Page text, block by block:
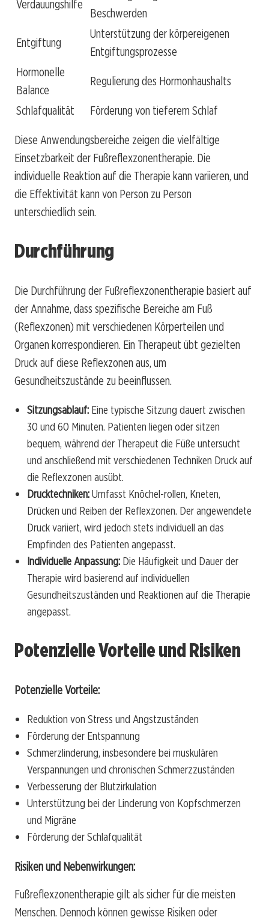
Verdauungshilfe
Beschwerden
Entgiftung
Unterstützung der körpereigenen
Entgiftungsprozesse
Hormonelle
Balance
Regulierung des Hormonhaushalts
Schlafqualität Förderung von tieferem Schlaf
Diese Anwendungsbereiche zeigen die vielfältige
Einsetzbarkeit der Fußreflexzonentherapie. Die
individuelle Reaktion auf die Therapie kann variieren, und
die Effektivität kann von Person zu Person
unterschiedlich sein.
Durchführung
Die Durchführung der Fußreflexzonentherapie basiert auf
der Annahme, dass spezifische Bereiche am Fuß
(Reflexzonen) mit verschiedenen Körperteilen und
Organen korrespondieren. Ein Therapeut übt gezielten
Druck auf diese Reflexzonen aus, um
Gesundheitszustände zu beeinflussen.
Sitzungsablauf: Eine typische Sitzung dauert zwischen
30 und 60 Minuten. Patienten liegen oder sitzen
bequem, während der Therapeut die Füße untersucht
und anschließend mit verschiedenen Techniken Druck auf
die Reflexzonen ausübt.
Drucktechniken:Umfasst Knöchel-rollen, Kneten,
Drücken und Reiben der Reflexzonen. Der angewendete
Druck variiert, wird jedoch stets individuell an das
Empfinden des Patienten angepasst.
Individuelle Anpassung: Die Häufigkeit und Dauer der
Therapie wird basierend auf individuellen
Gesundheitszuständen und Reaktionen auf die Therapie
angepasst.
Potenzielle Vorteile und Risiken
Potenzielle Vorteile:
Reduktion von Stress und Angstzuständen
Förderung der Entspannung
Schmerzlinderung, insbesondere bei muskulären
Verspannungen und chronischen Schmerzzuständen
Verbesserung der Blutzirkulation
Unterstützung bei der Linderung von Kopfschmerzen
und Migräne
Förderung der Schlafqualität
Risiken und Nebenwirkungen:
Fußreflexzonentherapie gilt als sicher für die meisten
Menschen. Dennoch können gewisse Risiken oder